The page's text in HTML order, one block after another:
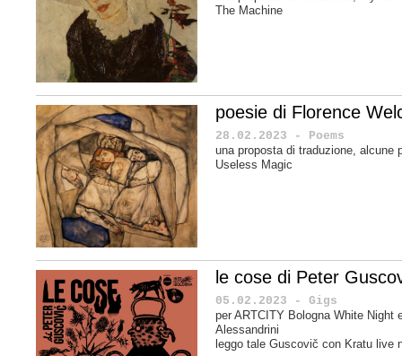
The Machine
poesie di Florence
28.02.2023 - Poems
una proposta di traduzione, alcune
Useless Magic
le cose di Peter
05.02.2023 - Gigs
per ARTCITY Bologna White Night
Alessandrini
leggo tale Guscovič con Kratu live